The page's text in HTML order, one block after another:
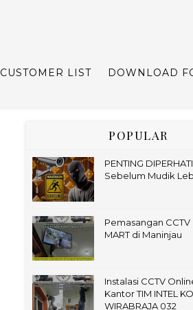
CUSTOMER LIST DOWNLOAD
POPULAR
PENTING
Sebelum Mudik
Pemasangan CCTV
MART di Maninjau
Instalasi CCTV
Kantor TIM INTEL
WIRABRAJA 032